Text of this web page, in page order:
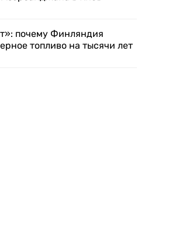
почему Финляндия
топливо на тысячи лет